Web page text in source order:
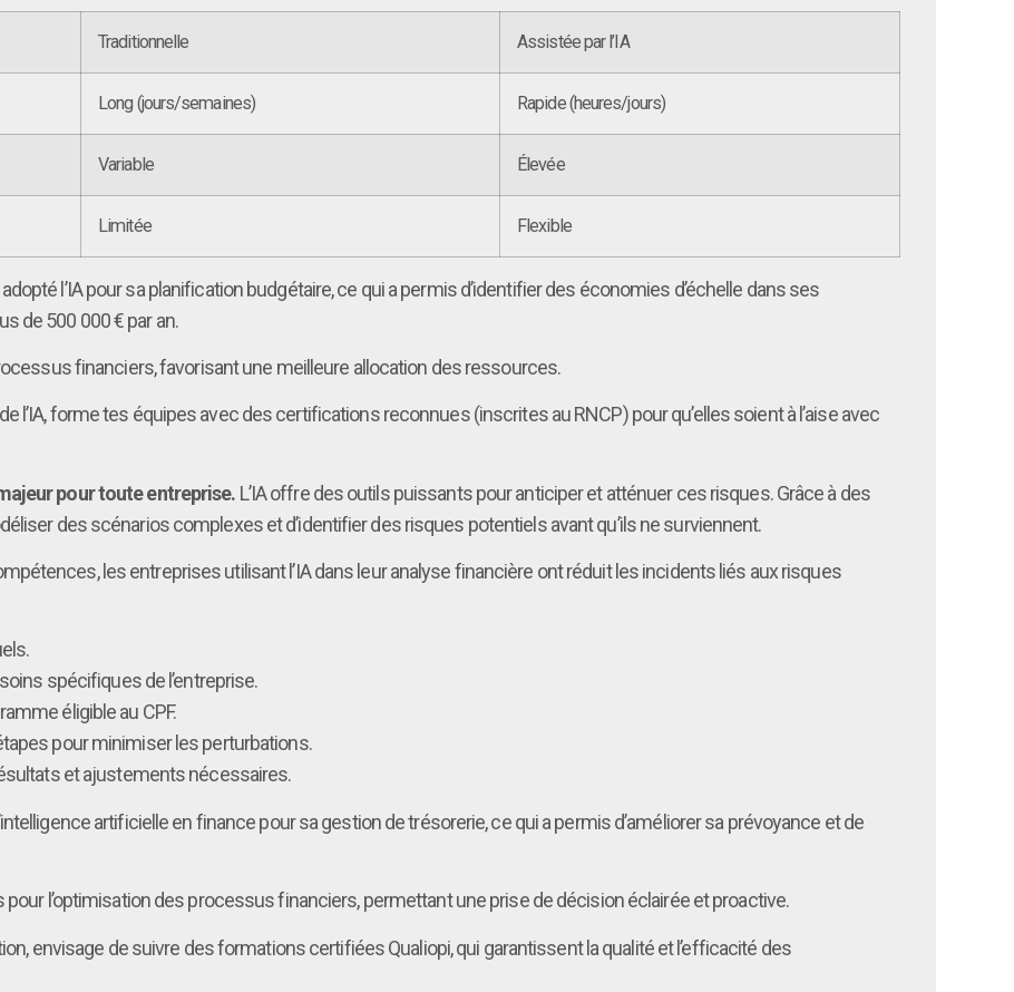
Traditionnelle Assistée par l’IA
Long (jours/semaines) Rapide (heures/jours)
Variable Élevée
Limitée Flexible
l’IA pour sa planification budgétaire, ce qui a permis d’identifier des économies d’échelle dans ses
de 500 000 € par an.
financiers, favorisant une meilleure allocation des ressources.
l’IA, forme tes équipes avec des certifications reconnues (inscrites au RNCP) pour qu’elles soient à l’aise avec
pour toute entreprise. L’IA offre des outils puissants pour anticiper et atténuer ces risques. Grâce à des
des scénarios complexes et d’identifier des risques potentiels avant qu’ils ne surviennent.
les entreprises utilisant l’IA dans leur analyse financière ont réduit les incidents liés aux risques
spécifiques de l’entreprise.
éligible au CPF.
pour minimiser les perturbations.
et ajustements nécessaires.
artificielle en finance pour sa gestion de trésorerie, ce qui a permis d’améliorer sa prévoyance et de
l’optimisation des processus financiers, permettant une prise de décision éclairée et proactive.
envisage de suivre des formations certifiées Qualiopi, qui garantissent la qualité et l’efficacité des